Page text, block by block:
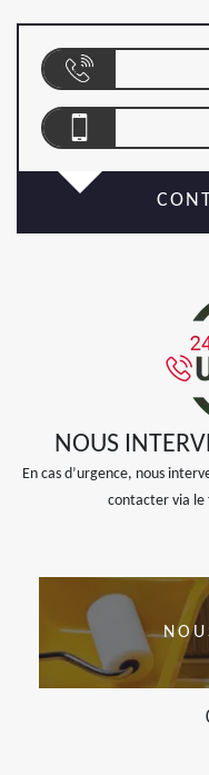
NOUS
En cas d’urgence, nous
contacter via le